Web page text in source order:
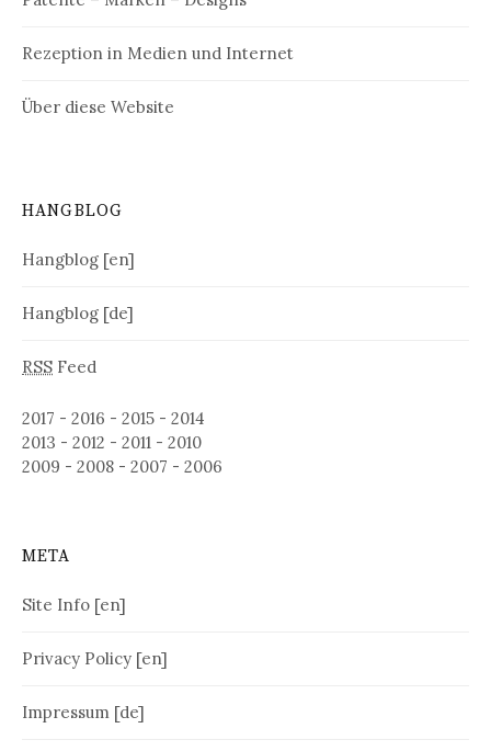
Rezeption in Medien und Internet
Über diese Website
HANGBLOG
Hangblog [en]
Hangblog [de]
RSS Feed
2017 - 2016 - 2015 - 2014
2013 - 2012 - 2011 - 2010
2009 - 2008 - 2007 - 2006
META
Site Info [en]
Privacy Policy [en]
Impressum [de]